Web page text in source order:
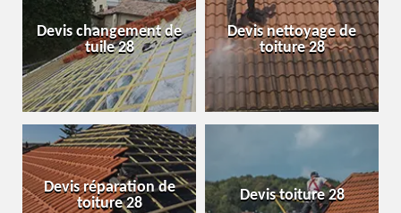
Devis changement de
tuile 28
Devis nettoyage de
toiture 28
Devis réparation de
toiture 28
Devis toiture 28